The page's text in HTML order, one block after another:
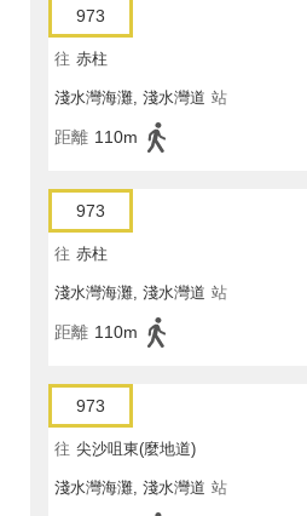
973
往 赤柱
淺水灣海灘, 淺水灣道 站
距離 110m
973
往 赤柱
淺水灣海灘, 淺水灣道 站
距離 110m
973
往 尖沙咀東(麼地道)
淺水灣海灘, 淺水灣道 站